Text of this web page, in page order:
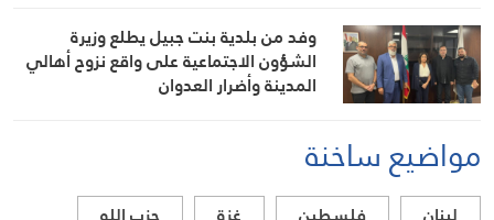
وفد من بلدية بنت جبيل يطلع وزيرة
الشؤون الاجتماعية على واقع نزوح أهالي
المدينة وأضرار العدوان
مواضيع ساخنة